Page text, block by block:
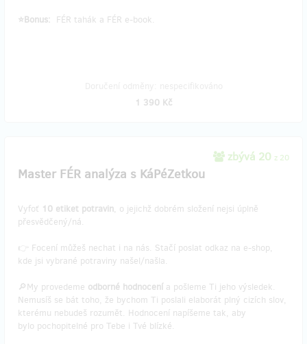
⭐Bonus: FÉR tahák a FÉR e-book.
1 390 Kč
zbývá 20 z 20
Master FÉR analýza s KáPéZetkou
Vyfoť 10 etiket potravin, o jejichž dobrém složení nejsi úplně
přesvědčený/ná.
👉 Focení můžeš nechat i na nás. Stačí poslat odkaz na e-shop,
kde jsi vybrané potraviny našel/našla.
🔎My provedeme odborné hodnocení a pošleme Ti jeho výsledek.
Nemusíš se bát toho, že bychom Ti poslali elaborát plný cizích slov,
kterému nebudeš rozumět. Hodnocení napíšeme tak, aby
bylo pochopitelné pro Tebe i Tvé blízké.